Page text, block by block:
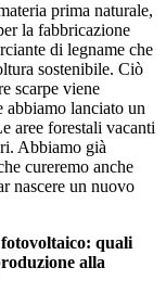
prima naturale,
la fabbricazione
di legname che
sostenibile. Ciò
scarpe viene
abbiamo lanciato un
aree forestali vacanti
Abbiamo già
cureremo anche
nascere un nuovo
quali
alla